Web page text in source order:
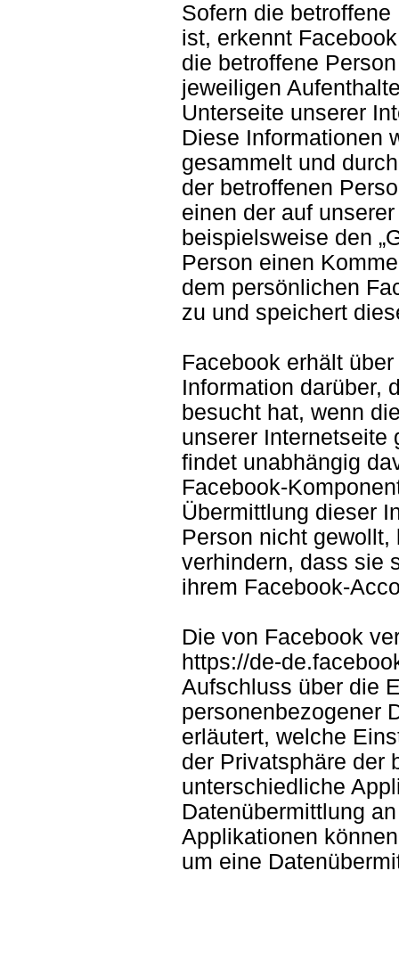
Sofern die
ist, erkennt
die betroffene
jeweiligen
Unterseite unserer
Diese Informationen
gesammelt und
der betroffenen
einen der auf
beispielsweise den
Person einen
dem persönlichen
zu und speichert
Facebook erhält
Information darüber,
besucht hat, wenn
unserer Internetseite
findet unabhängig
Facebook-
Übermittlung dieser
Person nicht
verhindern, dass sie
ihrem Facebook-
Die von Facebook
https://de-
Aufschluss über die
personenbezogener
erläutert, welche
der Privatsphäre der
unterschiedliche
Datenübermittlung
Applikationen
um eine